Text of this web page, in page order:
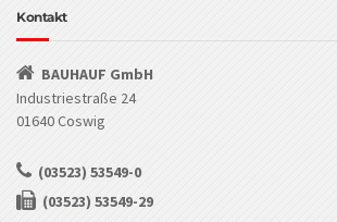
Kontakt
BAUHAUF GmbH
Industriestraße 24
01640 Coswig
(03523) 53549-0
(03523) 53549-29